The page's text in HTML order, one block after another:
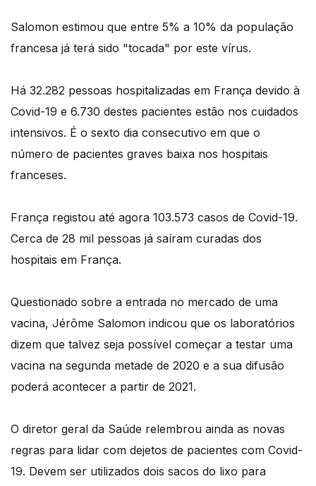
Salomon estimou que entre 5% a 10% da população
francesa já terá sido "tocada" por este vírus.
Há 32.282 pessoas hospitalizadas em França devido à
Covid-19 e 6.730 destes pacientes estão nos cuidados
intensivos. É o sexto dia consecutivo em que o
número de pacientes graves baixa nos hospitais
franceses.
França registou até agora 103.573 casos de Covid-19.
Cerca de 28 mil pessoas já saíram curadas dos
hospitais em França.
Questionado sobre a entrada no mercado de uma
vacina, Jérôme Salomon indicou que os laboratórios
dizem que talvez seja possível começar a testar uma
vacina na segunda metade de 2020 e a sua difusão
poderá acontecer a partir de 2021.
O diretor geral da Saúde relembrou ainda as novas
regras para lidar com dejetos de pacientes com Covid-
19. Devem ser utilizados dois sacos do lixo para